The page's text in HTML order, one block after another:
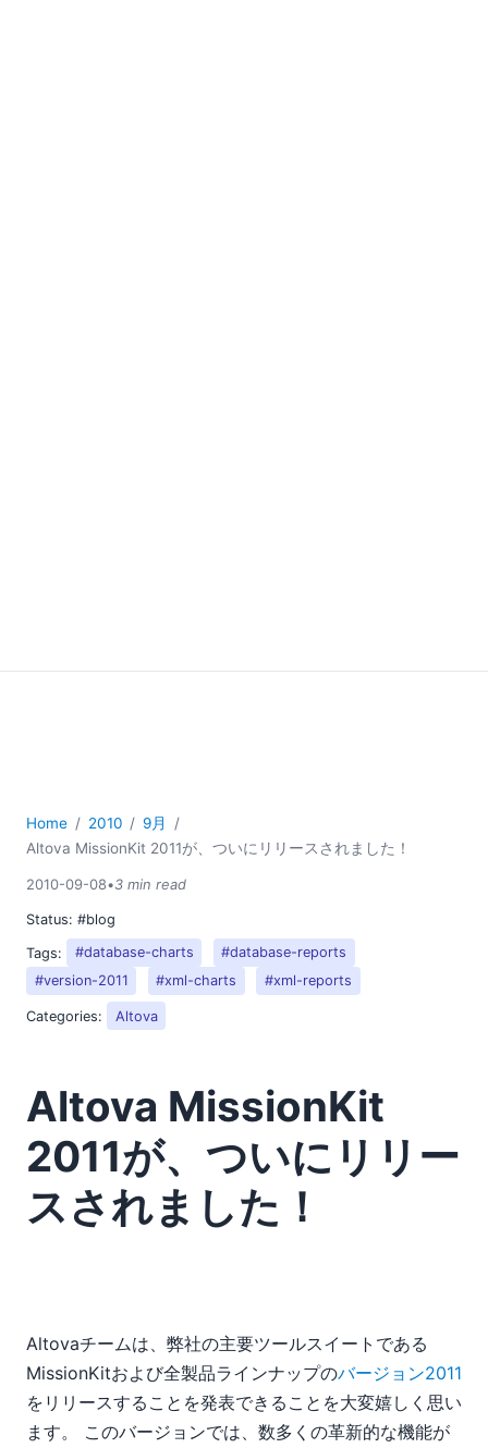
Home 2010
9月
Altova MissionKit 2011が、ついにリリースされました！
2010-09-08•3 min read
Status: #blog
Tags:
#database-charts
#database-reports
#version-2011
#xml-charts #xml-reports
Categories: Altova
Altova MissionKit
2011が、ついにリリー
スされました！
Altovaチームは、弊社の主要ツールスイートである
MissionKitおよび全製品ラインナップのバージョン2011
をリリースすることを発表できることを大変嬉しく思い
ます。 このバージョンでは、数多くの革新的な機能が